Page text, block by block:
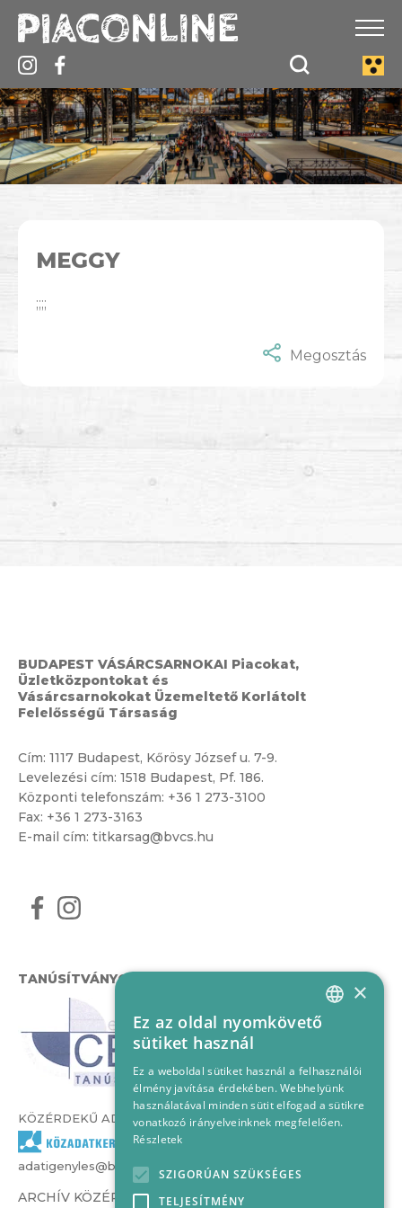
MEGGY
;;;;
Megosztás
BUDAPEST VÁSÁRCSARNOKAI Piacokat,
Üzletközpontokat és
Vásárcsarnokokat Üzemeltető Korlátolt
Felelősségű Társaság
Cím: 1117 Budapest, Kőrösy József u. 7-9.
Levelezési cím: 1518 Budapest, Pf. 186.
Központi telefonszám: +36 1 273-3100
Fax: +36 1 273-3163
E-mail cím: titkarsag@bvcs.hu
TANÚSÍTVÁNYOK
KÖZÉRDEKŰ ADATOK
adatigenyles@bvcs.hu
ARCHÍV KÖZÉRDEKŰ ADATOK –
HUNGARIAN
×
Ez az oldal nyomkövető
sütiket használ
Ez a weboldal sütiket használ a felhasználói
élmény javítása érdekében. Webhelyünk
használatával minden sütit elfogad a sütikre
vonatkozó irányelveinknek megfelelően.
Részletek
SZIGORÚAN SZÜKSÉGES
TELJESÍTMÉNY